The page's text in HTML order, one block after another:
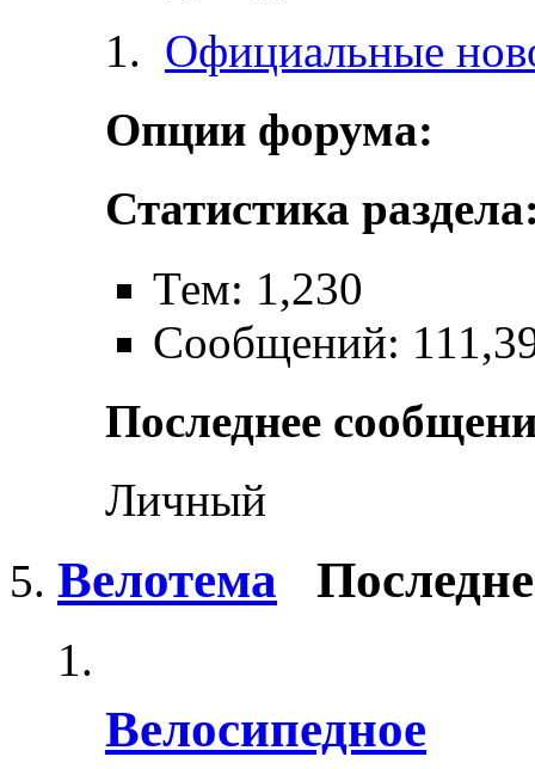
Официальные
Опции форума:
Статистика
Тем: 1,230
Сообщений:
Последнее
Личный
Велотема
Велосипедное